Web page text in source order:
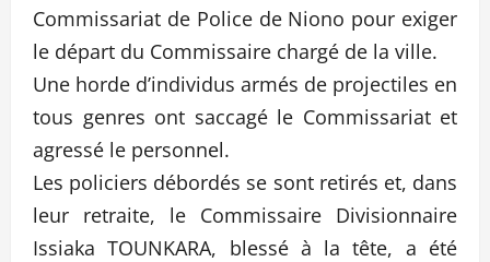
Commissariat de Police de Niono pour exiger
le départ du Commissaire chargé de la ville.
Une horde d’individus armés de projectiles en
tous genres ont saccagé le Commissariat et
agressé le personnel.
Les policiers débordés se sont retirés et, dans
leur retraite, le Commissaire Divisionnaire
Issiaka TOUNKARA, blessé à la tête, a été